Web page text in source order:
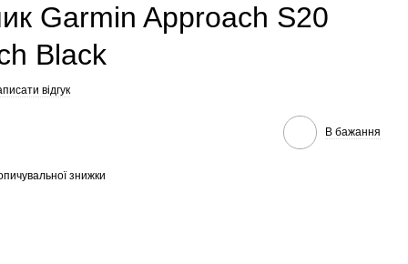
Garmin Approach S20
Black
відгук
В бажання
знижки